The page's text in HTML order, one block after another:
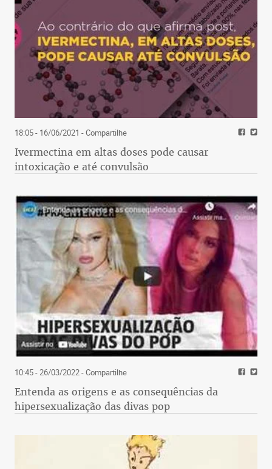
18:05 - 16/06/2021 - Compartilhe
Ivermectina em altas doses pode causar
intoxicação e até convulsão
10:45 - 26/03/2022- Compartilhe
Entenda as origens e as consequências da
hipersexualização das divas pop